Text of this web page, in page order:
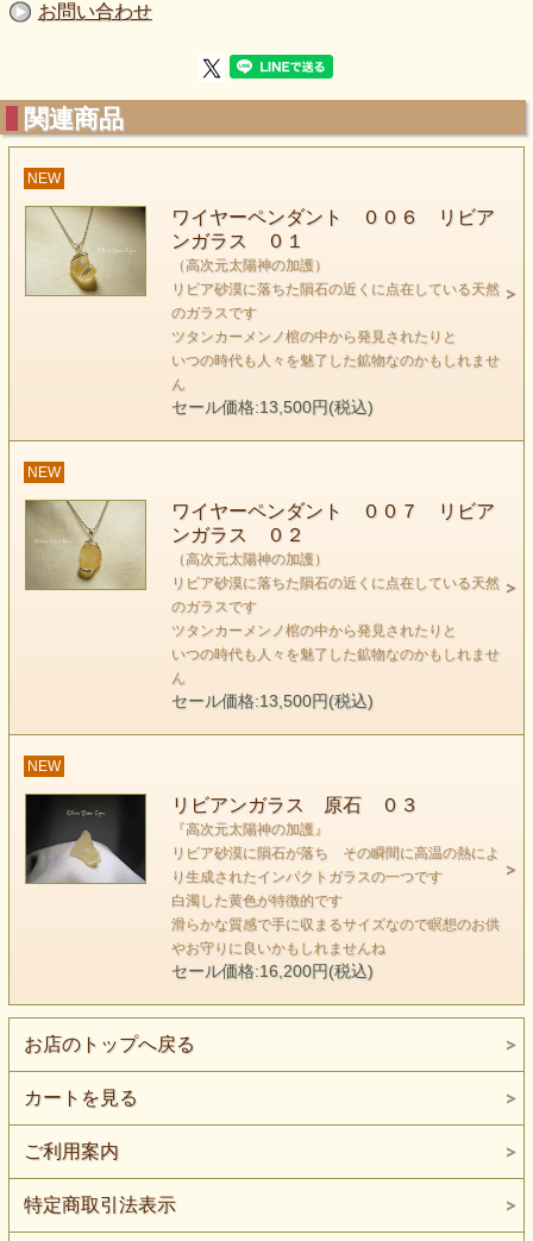
リビアンガラス
LIBYAN GLASS
エジプトのツタンカーメン王の墓に、この石が埋葬されてい
た
のは大変有名なお話ではあります。
太陽神信仰だったエジプトならではと感じずにはいられない
のは
この石はまさに太陽のごとく頭上に光り輝く光そのものの石
通常の意識でこの石とワークできるのはここまでです。
頭上がまぶしく輝く以外 この石のメッセージも世界観も
なにも見えてこないのです。
以前、何度もこの石とワークするたび なにも浮かばずに断
念し
結局、周波数が高い光の石であるということしかわかりませ
どうしても、この石のメッセージを解明したいので
この石と一体になろうと集中してみました。
すると なんと、脳全体の回路が入れ替わるような脳が動く
もしかして受信機である、第六チャクラの周波数自体を
シフトさせているのかもしれません。
お問い合わせ
関連商品
NEW
ワイヤーペンダント ００６ リビア
ンガラス ０１
（高次元太陽神の加護）
リビア砂漠に落ちた隕石の近くに点在している天然
のガラスです
ツタンカーメンノ棺の中から発見されたりと
いつの時代も人々を魅了した鉱物なのかもしれませ
ん
セール価格:13,500円(税込)
NEW
ワイヤーペンダント ００７ リビア
ンガラス ０２
（高次元太陽神の加護）
リビア砂漠に落ちた隕石の近くに点在している天然
のガラスです
ツタンカーメンノ棺の中から発見されたりと
いつの時代も人々を魅了した鉱物なのかもしれませ
ん
セール価格:13,500円(税込)
NEW
リビアンガラス 原石 ０３
『高次元太陽神の加護』
リビア砂漠に隕石が落ち その瞬間に高温の熱によ
り生成されたインパクトガラスの一つです
白濁した黄色が特徴的です
滑らかな質感で手に収まるサイズなので瞑想のお供
やお守りに良いかもしれませんね
セール価格:16,200円(税込)
お店のトップへ戻る
カートを見る
ご利用案内
特定商取引法表示